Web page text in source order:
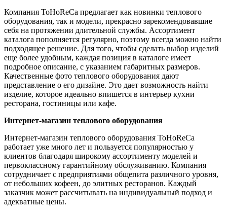
Компания ToHoReCa предлагает как новинки теплового
оборудования, так и модели, прекрасно зарекомендовавшие
себя на протяжении длительной службы. Ассортимент
каталога пополняется регулярно, поэтому всегда можно найти
подходящее решение. Для того, чтобы сделать выбор изделий
еще более удобным, каждая позиция в каталоге имеет
подробное описание, с указанием габаритных размеров.
Качественные фото теплового оборудования дают
представление о его дизайне. Это дает возможность найти
изделие, которое идеально впишется в интерьер кухни
ресторана, гостиницы или кафе.
Интернет-магазин теплового оборудования
Интернет-магазин теплового оборудования ToHoReCa
работает уже много лет и пользуется популярностью у
клиентов благодаря широкому ассортименту моделей и
первоклассному гарантийному обслуживанию. Компания
сотрудничает с предприятиями общепита различного уровня,
от небольших кофеен, до элитных ресторанов. Каждый
заказчик может рассчитывать на индивидуальный подход и
адекватные цены.